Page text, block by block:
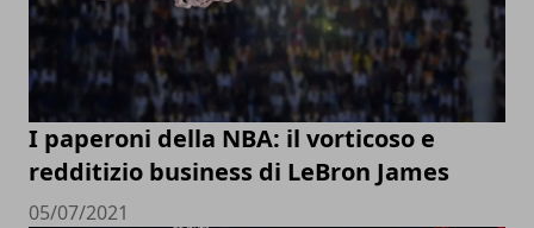
I paperoni della NBA: il vorticoso e
redditizio business di LeBron James
05/07/2021